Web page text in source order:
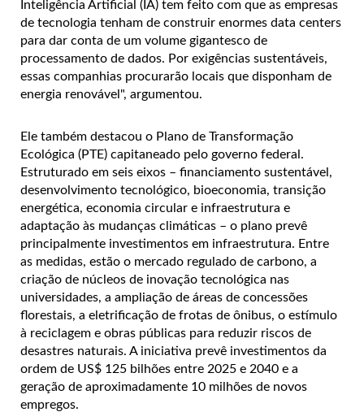
Inteligência Artificial (IA) tem feito com que as empresas
de tecnologia tenham de construir enormes data centers
para dar conta de um volume gigantesco de
processamento de dados. Por exigências sustentáveis,
essas companhias procurarão locais que disponham de
energia renovável", argumentou.
Ele também destacou o Plano de Transformação
Ecológica (PTE) capitaneado pelo governo federal.
Estruturado em seis eixos – financiamento sustentável,
desenvolvimento tecnológico, bioeconomia, transição
energética, economia circular e infraestrutura e
adaptação às mudanças climáticas – o plano prevê
principalmente investimentos em infraestrutura. Entre
as medidas, estão o mercado regulado de carbono, a
criação de núcleos de inovação tecnológica nas
universidades, a ampliação de áreas de concessões
florestais, a eletrificação de frotas de ônibus, o estímulo
à reciclagem e obras públicas para reduzir riscos de
desastres naturais. A iniciativa prevê investimentos da
ordem de US$ 125 bilhões entre 2025 e 2040 e a
geração de aproximadamente 10 milhões de novos
empregos.